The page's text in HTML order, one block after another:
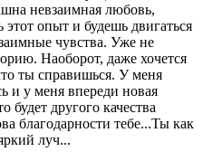
невзаимная любовь,
опыт и будешь двигаться
чувства. Уже не
Наоборот, даже хочется
ты справишься. У меня
и у меня впереди новая
будет другого качества
благодарности тебе...Ты как
луч...